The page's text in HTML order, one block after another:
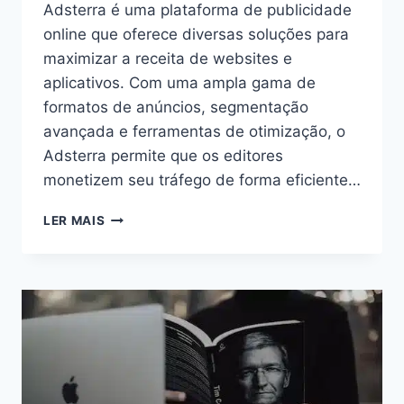
Adsterra é uma plataforma de publicidade
online que oferece diversas soluções para
maximizar a receita de websites e
aplicativos. Com uma ampla gama de
formatos de anúncios, segmentação
avançada e ferramentas de otimização, o
Adsterra permite que os editores
monetizem seu tráfego de forma eficiente…
LER MAIS MONETIZAÇÃO
RECEITA
AO
ADSTERRA